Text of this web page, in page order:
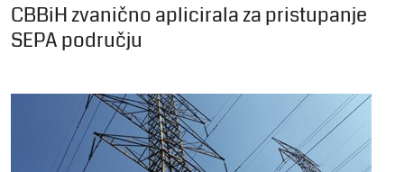
CBBiH zvanično aplicirala za pristupanje
SEPA području